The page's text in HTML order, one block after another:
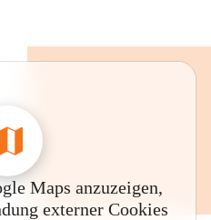
Maps anzuzeigen,
externer Cookies